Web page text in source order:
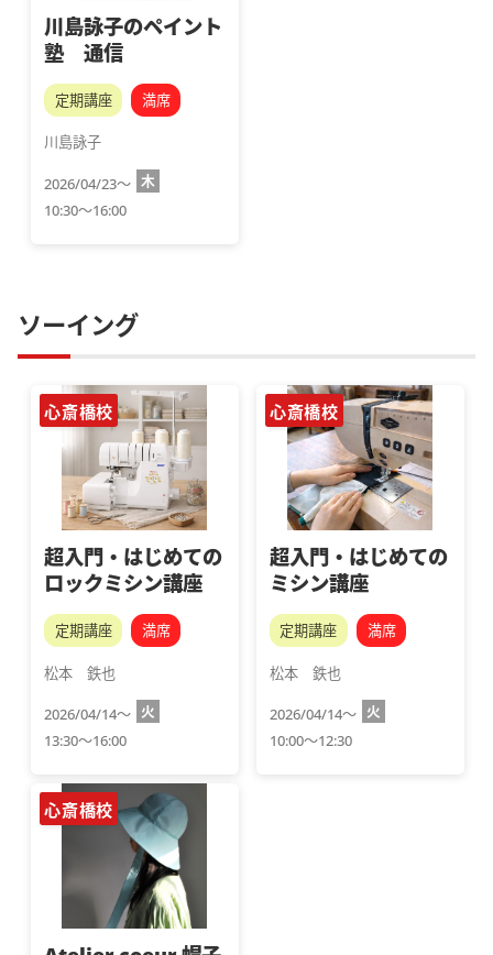
川島詠子のペイント
塾 通信
定期講座 満席
川島詠子
2026/04/23～ 木
10:30～16:00
ソーイング
心斎橋校
超入門・はじめての
ロックミシン講座
定期講座 満席
松本　鉄也
2026/04/14～ 火
13:30～16:00
心斎橋校
超入門・はじめての
ミシン講座
定期講座 満席
松本　鉄也
2026/04/14～ 火
10:00～12:30
心斎橋校